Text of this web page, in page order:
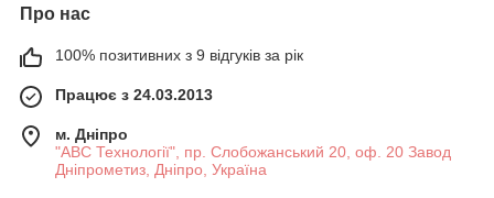
Про нас
100% позитивних з 9 відгуків за рік
Працює з 24.03.2013
м. Дніпро
"АВС Технології", пр. Слобожанський 20, оф. 20 Завод
Дніпрометиз, Дніпро, Україна